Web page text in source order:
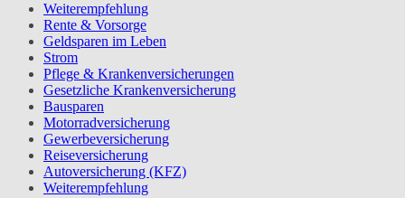
Weiterempfehlung
Rente & Vorsorge
Geldsparen im Leben
Strom
Pflege & Krankenversicherungen
Gesetzliche Krankenversicherung
Bausparen
Motorradversicherung
Gewerbeversicherung
Reiseversicherung
Autoversicherung (KFZ)
Weiterempfehlung